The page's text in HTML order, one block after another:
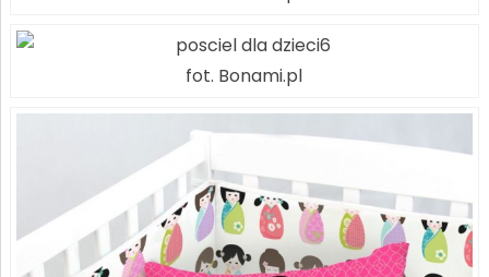
fot. Bonami.pl